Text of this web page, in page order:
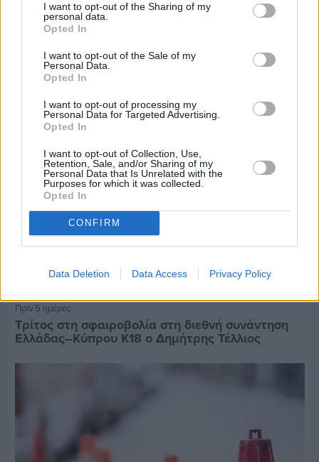
I want to opt-out of the Sharing of my
personal data.
Opted In
I want to opt-out of the Sale of my
Personal Data.
Opted In
I want to opt-out of processing my
Personal Data for Targeted Advertising.
Opted In
I want to opt-out of Collection, Use,
Retention, Sale, and/or Sharing of my
Personal Data that Is Unrelated with the
Purposes for which it was collected.
Opted In
CONFIRM
Data Deletion Data Access Privacy Policy
Πριν 5 ημέρες
ομάδα του «Πολίτη»
Πριν 5 ημέρες
Τρίτος στη σφαιροβολία στη διεθνή συνάντηση
Ελλάδας–Κύπρου Κ18 ο Δημήτρης Τέλλιος